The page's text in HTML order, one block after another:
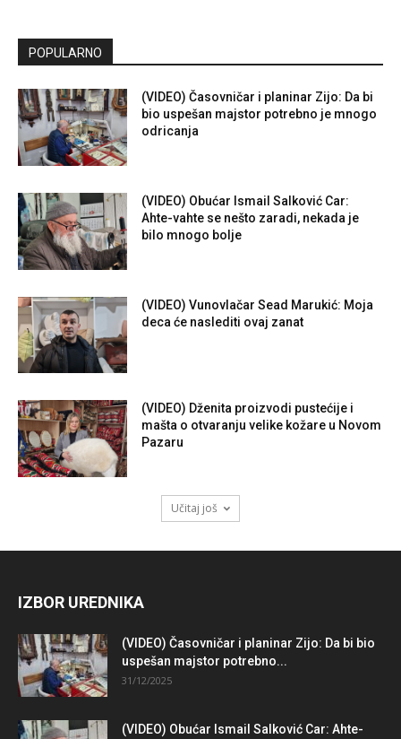
POPULARNO
(VIDEO) Časovničar i planinar Zijo: Da bi
bio uspešan majstor potrebno je mnogo
odricanja
(VIDEO) Obućar Ismail Salković Car:
Ahte-vahte se nešto zaradi, nekada je
bilo mnogo bolje
(VIDEO) Vunovlačar Sead Marukić: Moja
deca će naslediti ovaj zanat
(VIDEO) Dženita proizvodi pustećije i
mašta o otvaranju velike kožare u Novom
Pazaru
Učitaj još
IZBOR UREDNIKA
(VIDEO) Časovničar i planinar Zijo: Da bi bio
uspešan majstor potrebno...
31/12/2025
(VIDEO) Obućar Ismail Salković Car: Ahte-